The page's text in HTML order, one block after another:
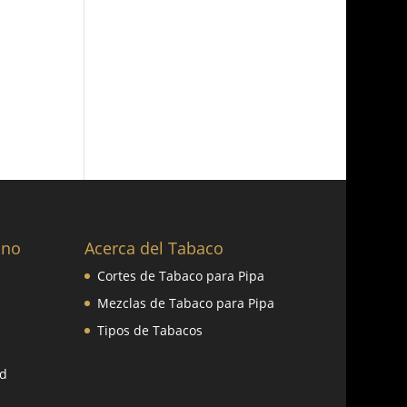
Acerca del Tabaco
Cortes de Tabaco para Pipa
Mezclas de Tabaco para Pipa
Tipos de Tabacos